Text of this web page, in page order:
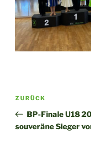
Vorheriger
Beitrag
ZURÜCK
BP-Finale U18
souveräne Sieger